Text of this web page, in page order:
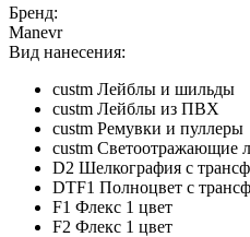
Бренд:
Manevr
Вид нанесения:
custm Лейблы и шильды
custm Лейблы из ПВХ
custm Ремувки и пуллеры
custm Светоотражающие
D2 Шелкография с
DTF1 Полноцвет с
F1 Флекс 1 цвет
F2 Флекс 1 цвет